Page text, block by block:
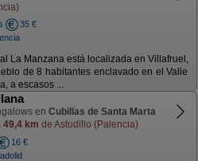
35 €
La Manzana está localizada en Villafruel,
de 8 habitantes enclavado en el Valle
a escasos ...
en Cubillas de Santa Marta
49,4 km de Astudillo (Palencia)
16 €